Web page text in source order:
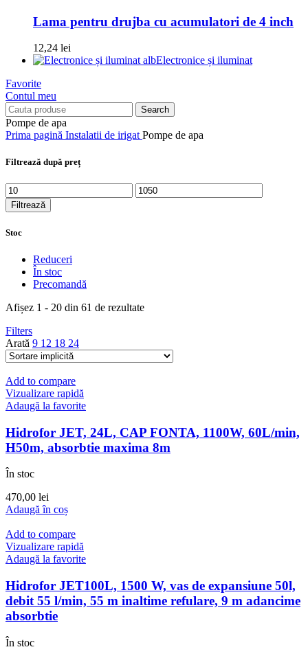
Lama pentru drujba cu acumulatori de 4 inch
12,24 lei
Electronice și iluminat
Favorite
Contul meu
Search
Pompe de apa
Prima pagină Instalatii de irigat Pompe de apa
Filtrează după preț
Preț
minim
Preț
maxim
Filtrează
Stoc
Reduceri
În stoc
Precomandă
Afișez 1 - 20 din 61 de rezultate
Filters
Arată 9 12 18 24
Add to compare
Vizualizare rapidă
Adaugă la favorite
Hidrofor JET, 24L, CAP FONTA, 1100W, 60L/min,
H50m, absorbtie maxima 8m
În stoc
470,00 lei
Adaugă în coș
Add to compare
Vizualizare rapidă
Adaugă la favorite
Hidrofor JET100L, 1500 W, vas de expansiune 50l,
debit 55 l/min, 55 m inaltime refulare, 9 m adancime
absorbtie
În stoc